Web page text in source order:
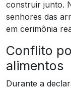
construir junto.
senhores das
em cerimônia
Conflito
alimentos
Durante a